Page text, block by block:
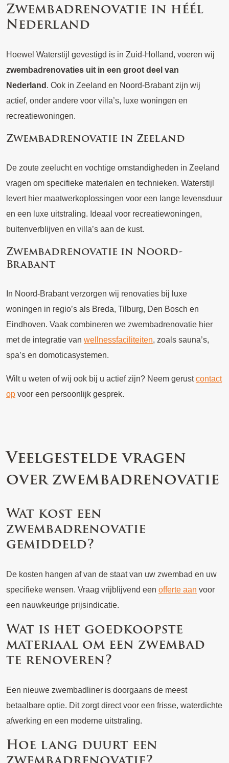
Zwembadrenovatie in héél
Nederland
Hoewel Waterstijl gevestigd is in Zuid-Holland, voeren wij
zwembadrenovaties uit in een groot deel van
Nederland . Ook in Zeeland en Noord-Brabant zijn wij
actief, onder andere voor villa’s, luxe woningen en
recreatiewoningen.
Zwembadrenovatie in Zeeland
De zoute zeelucht en vochtige omstandigheden in Zeeland
vragen om specifieke materialen en technieken. Waterstijl
levert hier maatwerkoplossingen voor een lange levensduur
en een luxe uitstraling. Ideaal voor recreatiewoningen,
buitenverblijven en villa’s aan de kust.
Zwembadrenovatie in Noord-
Brabant
In Noord-Brabant verzorgen wij renovaties bij luxe
woningen in regio’s als Breda, Tilburg, Den Bosch en
Eindhoven. Vaak combineren we zwembadrenovatie hier
met de integratie van wellnessfaciliteiten, zoals sauna’s,
spa’s en domoticasystemen.
Wilt u weten of wij ook bij u actief zijn? Neem gerustcontact
op voor een persoonlijk gesprek.
Veelgestelde vragen
over zwembadrenovatie
Wat kost een
zwembadrenovatie
gemiddeld?
De kosten hangen af van de staat van uw zwembad en uw
specifieke wensen. Vraag vrijblijvend een offerte aan voor
een nauwkeurige prijsindicatie.
Wat is het goedkoopste
materiaal om een zwembad
te renoveren?
Een nieuwe zwembadliner is doorgaans de meest
betaalbare optie. Dit zorgt direct voor een frisse, waterdichte
afwerking en een moderne uitstraling.
Hoe lang duurt een